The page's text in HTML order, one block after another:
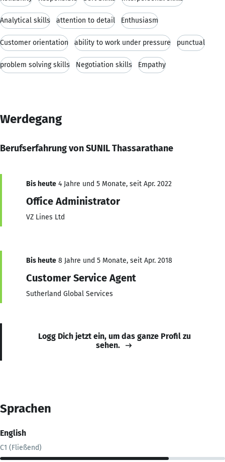
Analytical skills attention to detail Enthusiasm
Customer orientation ability to work under pressure punctual
problem solving skills Negotiation skills Empathy
Werdegang
Berufserfahrung von SUNIL Thassarathane
Bis heute 4 Jahre und 5 Monate, seit Apr. 2022
Office Administrator
VZ Lines Ltd
Bis heute 8 Jahre und 5 Monate, seit Apr. 2018
Customer Service Agent
Sutherland Global Services
Logg Dich jetzt ein, um das ganze Profil zu
sehen.
Sprachen
English
C1 (Fließend)